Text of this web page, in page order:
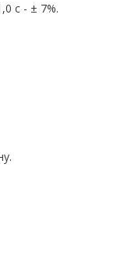
с - ± 7%.